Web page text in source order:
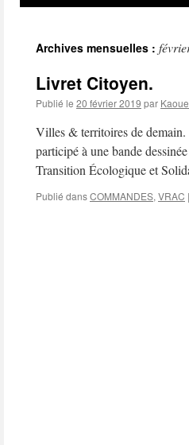
contenu
Archives mensuelles :
Livret Citoyen.
Publié le 20 février 2019 par
Villes & territoires de demain.
participé à une bande
Transition Écologique et
Publié dansCOMMANDES, VRAC |